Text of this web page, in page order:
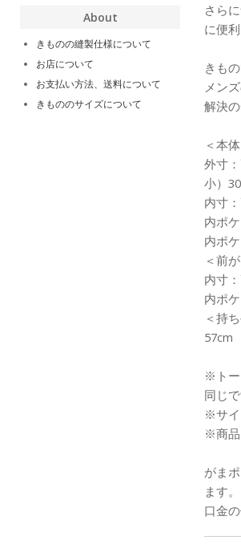
さら
に便
きも
メン
解決
＜本
外寸
小）
内寸
内ポ
内ポ
＜前
内寸
内ポ
＜持
57cm
※トー
同じで
※サイ
※商品
がま
ます
口金
About
きものの縫製仕様について
お店について
お支払い方法、送料について
きもののサイズについて